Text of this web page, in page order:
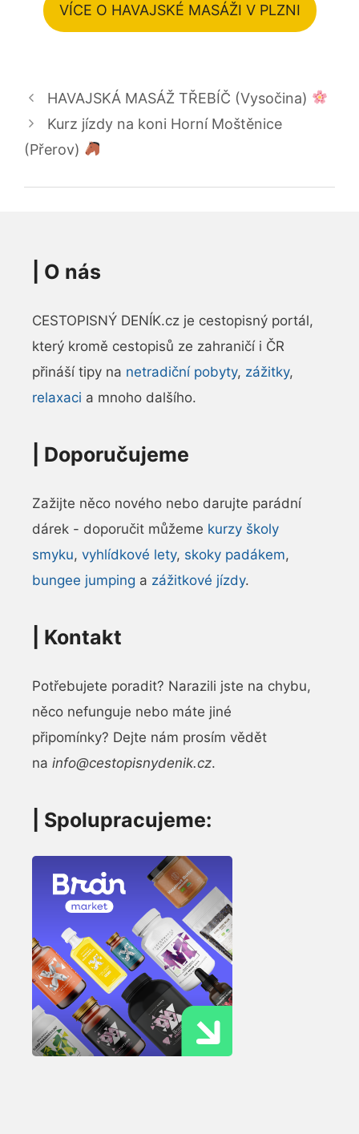
VÍCE O HAVAJSKÉ MASÁŽI V PLZNI
HAVAJSKÁ MASÁŽ TŘEBÍČ (Vysočina)
Kurz jízdy na koni Horní Moštěnice
(Přerov)
O nás
CESTOPISNÝ DENÍK.cz je cestopisný portál,
který kromě cestopisů ze zahraničí i ČR
přináší tipy na netradiční pobyty, zážitky,
relaxaci a mnoho dalšího.
Doporučujeme
Zažijte něco nového nebo darujte parádní
dárek - doporučit můžeme kurzy školy
smyku, vyhlídkové lety, skoky padákem,
bungee jumping a zážitkové jízdy.
Kontakt
Potřebujete poradit? Narazili jste na chybu,
něco nefunguje nebo máte jiné
připomínky? Dejte nám prosím vědět
na info@cestopisnydenik.cz.
| Spolupracujeme: